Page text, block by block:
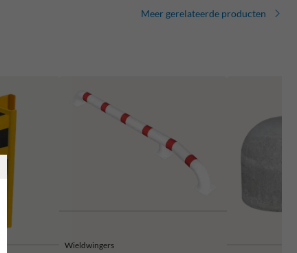
Meer gerelateerde producten
Wieldwingers